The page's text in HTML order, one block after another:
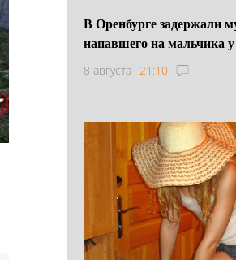
В Оренбурге задержали
напавшего на мальчика у
8 августа 21:10